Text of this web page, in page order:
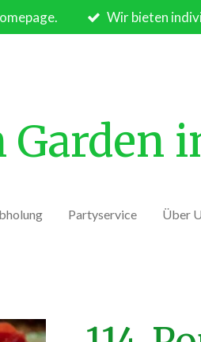
Wir bieten
Garden
Partyservice Über